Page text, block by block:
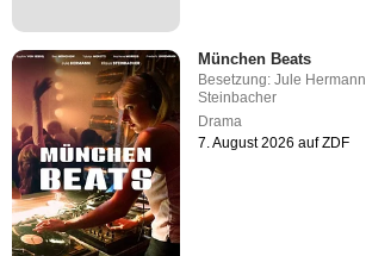
München Beats
Besetzung:Jule Hermann
Steinbacher
Drama
7. August 2026 auf ZDF